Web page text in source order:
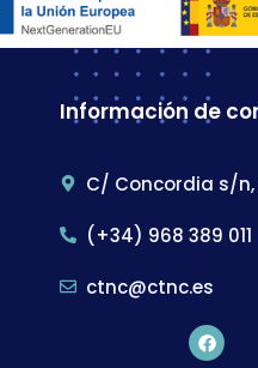
Información de
C/ Concordia s/
(+34) 968 389 011
ctnc@ctnc.es